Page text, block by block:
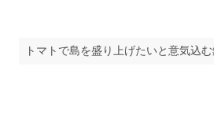
トマトで島を盛り上げたいと意気込